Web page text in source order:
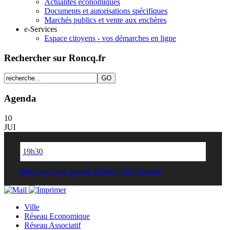
Actualités économiques
Documents et autorisations spécifiques
Marchés publics et vente aux enchères
e-Services
Espace citoyens - vos démarches en ligne
Rechercher sur Roncq.fr
Agenda
10
JUI
19h30
Restitution des ateliers adultes - Mandragore
Ville
Réseau Economique
Réseau Associatif